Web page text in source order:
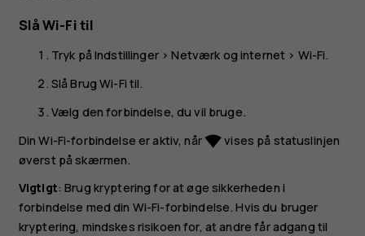
Slå Wi-Fi til
Tryk påIndstillinger>Netværk og internet > Wi-Fi.
SlåBrug Wi-Fi til.
Vælg den forbindelse, du vil bruge.
Din Wi-Fi-forbindelse er aktiv, nårnetwork_wifivises på statuslinjen
øverst på skærmen.
Vigtigt: Brug kryptering for at øge sikkerheden i
forbindelse med din Wi-Fi-forbindelse. Hvis du bruger
kryptering, mindskes risikoen for, at andre får adgang til